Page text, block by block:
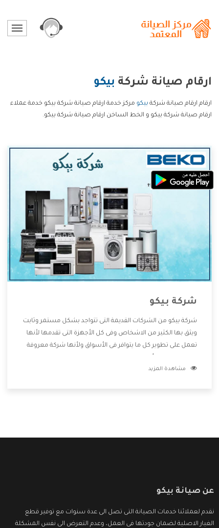
ارقام صيانة شركة بيكو
ارقام ارقام صيانة شركة بيكو مركز خدمة ارقام صيانة شركة بيكو خدمة عملاء
ارقام صيانة شركة بيكو و الخط الساخن ارقام صيانة شركة بيكو.
شركة بيكو
شركة بيكو من الشركات القديمة التى تتواجد بشكل مستمر وثابت
ويثق بها الكثير من الاشخاص وفى كل الأجهزة التى تقدمها لأنها
تعمل على تطوير كل ما يتوافر فى الأسواق ولأنها شركة معروفة
للعملاء أقوى العروض والخصومات التى تسهل على المستهلك
مشاهدة المزيد
عن صيانة بيكو
نقدم لعملائنا خدمات الصيانة التى تصل الى عدة سنوات مع توفير قطع
الغيار الاصلية لضمان جودتها فى العمل، وعدم التعرض الى نفس المشكلة